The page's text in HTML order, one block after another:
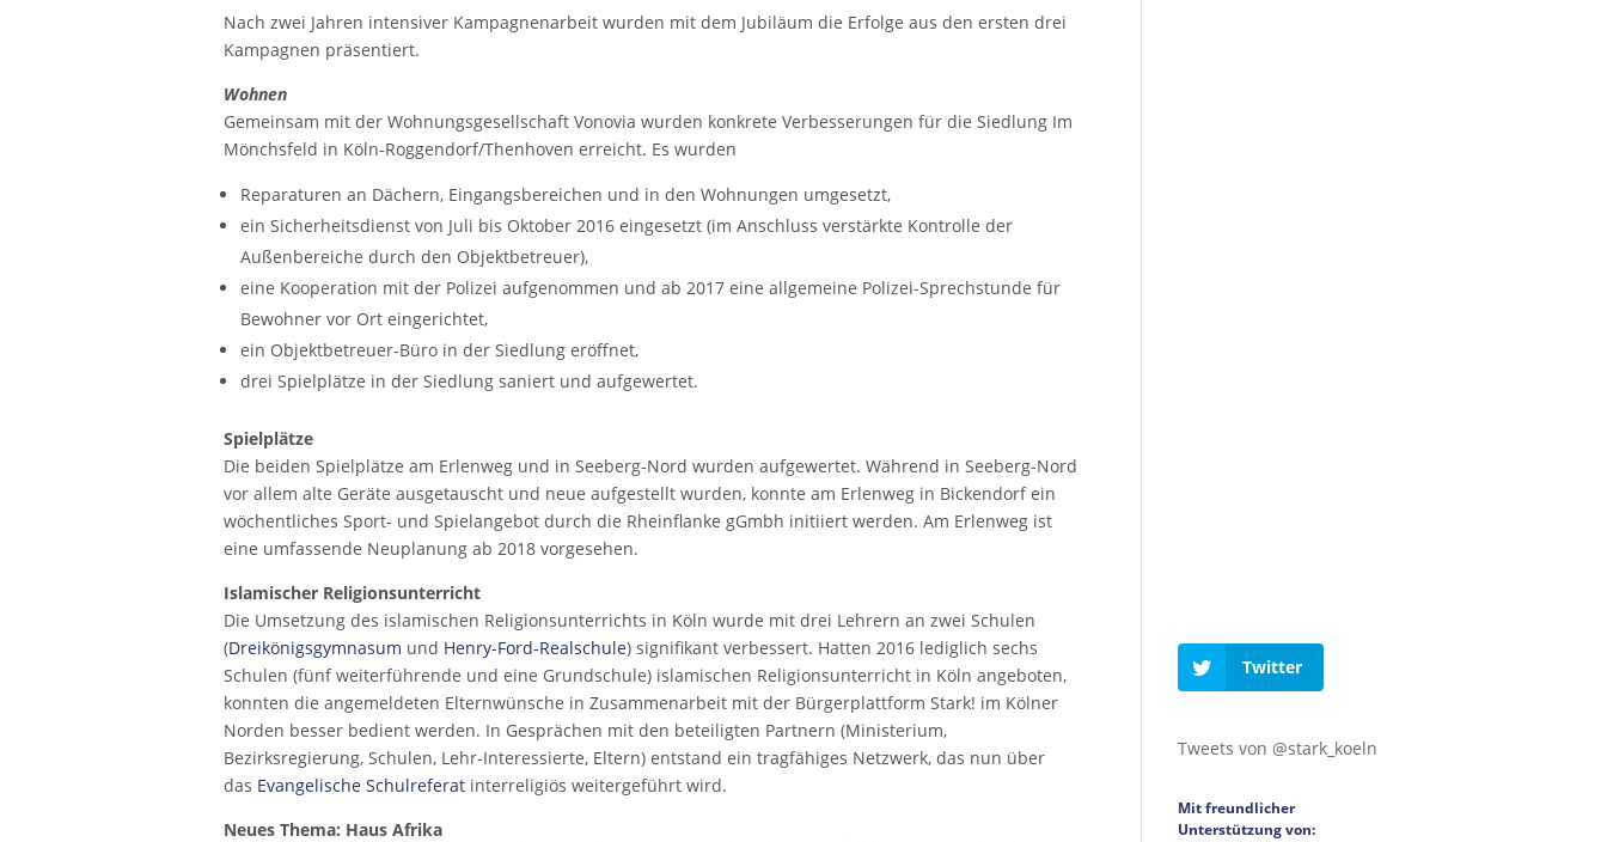
Nach zwei Jahren intensiver Kampagnenarbeit wurden mit dem Jubiläum die Erfolge aus den ersten drei
Kampagnen präsentiert.
Wohnen
Gemeinsam mit der Wohnungsgesellschaft Vonovia wurden konkrete Verbesserungen für die Siedlung Im
Mönchsfeld in Köln-Roggendorf/Thenhoven erreicht. Es wurden
Reparaturen an Dächern, Eingangsbereichen und in den Wohnungen umgesetzt,
ein Sicherheitsdienst von Juli bis Oktober 2016 eingesetzt (im Anschluss verstärkte Kontrolle der
Außenbereiche durch den Objektbetreuer),
eine Kooperation mit der Polizei aufgenommen und ab 2017 eine allgemeine Polizei-Sprechstunde für
Bewohner vor Ort eingerichtet,
ein Objektbetreuer-Büro in der Siedlung eröffnet,
drei Spielplätze in der Siedlung saniert und aufgewertet.
Spielplätze
Die beiden Spielplätze am Erlenweg und in Seeberg-Nord wurden aufgewertet. Während in Seeberg-Nord
vor allem alte Geräte ausgetauscht und neue aufgestellt wurden, konnte am Erlenweg in Bickendorf ein
wöchentliches Sport- und Spielangebot durch die Rheinflanke gGmbh initiiert werden. Am Erlenweg ist
eine umfassende Neuplanung ab 2018 vorgesehen.
Islamischer Religionsunterricht
Die Umsetzung des islamischen Religionsunterrichts in Köln wurde mit drei Lehrern an zwei Schulen
(Dreikönigsgymnasum und Henry-Ford-Realschule) signifikant verbessert. Hatten 2016 lediglich sechs
Schulen (fünf weiterführende und eine Grundschule) islamischen Religionsunterricht in Köln angeboten,
konnten die angemeldeten Elternwünsche in Zusammenarbeit mit der Bürgerplattform Stark! im Kölner
Norden besser bedient werden. In Gesprächen mit den beteiligten Partnern (Ministerium,
Bezirksregierung, Schulen, Lehr-Interessierte, Eltern) entstand ein tragfähiges Netzwerk, das nun über
das Evangelische Schulreferatinterreligiös weitergeführt wird.
Neues Thema: Haus Afrika
Twitter
Tweets von @stark_koeln
Mit freundlicher
Unterstützung von: